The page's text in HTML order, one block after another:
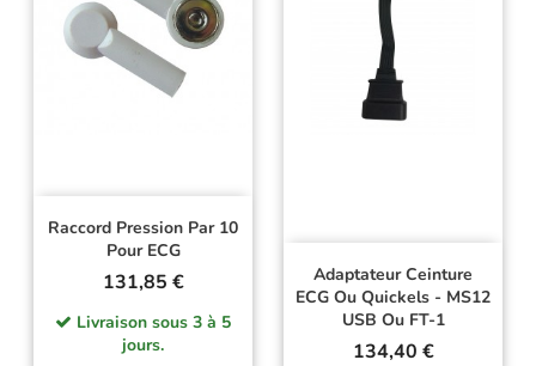
Raccord Pression Par 10
Pour ECG
Prix
131,85 €
Livraison sous 3 à 5
jours.
Adaptateur Ceinture
ECG Ou Quickels - MS12
USB Ou FT-1
Prix
134,40 €